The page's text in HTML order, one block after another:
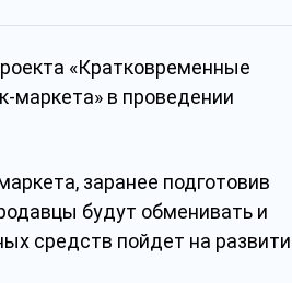
«Кратковременные
маркета» в проведении
заранее подготовив
будут обменивать и
средств пойдет на